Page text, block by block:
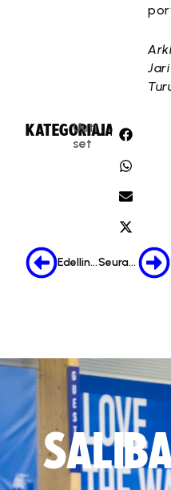
Jari
KATEGORIA:
Uuti
set
JAA:
Edellinen Seuraava